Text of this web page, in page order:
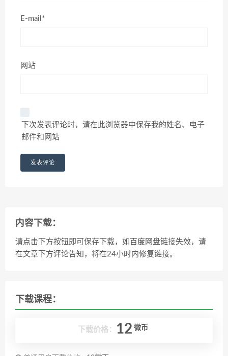
E-mail*
网站
下次发表评论时，请在此浏览器中保存我的姓名、电子
邮件和网站
内容下载：
请点击下方按钮即可保存下载，如百度网盘链接失效，请
在文章下方评论告知，将在24小时内修复链接。
下载课程：
下载价格： 12 微币